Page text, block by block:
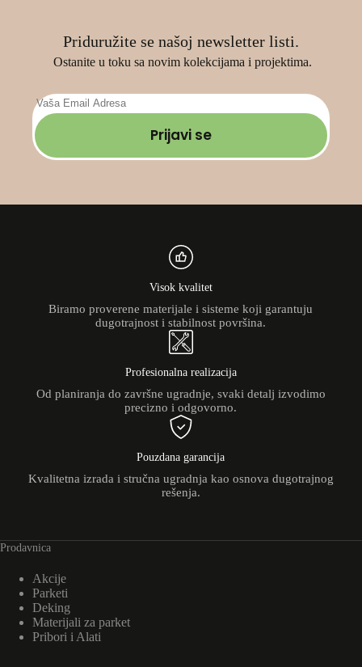
Priduružite se našoj newsletter listi.
Ostanite u toku sa novim kolekcijama i projektima.
Prijavi se
Visok kvalitet
Biramo proverene materijale i sisteme koji garantuju
dugotrajnost i stabilnost površina.
Profesionalna realizacija
Od planiranja do završne ugradnje, svaki detalj izvodimo
precizno i odgovorno.
Pouzdana garancija
Kvalitetna izrada i stručna ugradnja kao osnova dugotrajnog
rešenja.
Prodavnica
Akcije
Parketi
Deking
Materijali za parket
Pribori i Alati